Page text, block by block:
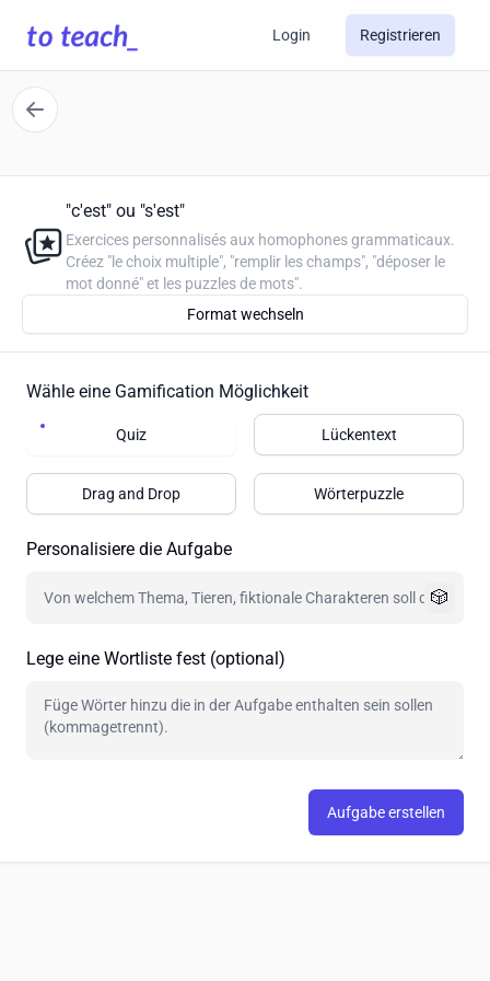
Login Registrieren
"c'est" ou "s'est"
Exercices personnalisés aux homophones grammaticaux.
Créez "le choix multiple", "remplir les champs", "déposer le
mot donné" et les puzzles de mots".
Format wechseln
Wähle eine Gamification Möglichkeit
Quiz Lückentext
Drag and Drop Wörterpuzzle
Personalisiere die Aufgabe
🎲
Lege eine Wortliste fest (optional)
Aufgabe erstellen